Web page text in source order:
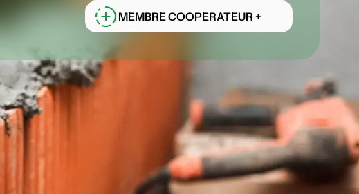
MEMBRE COOPERATEUR +